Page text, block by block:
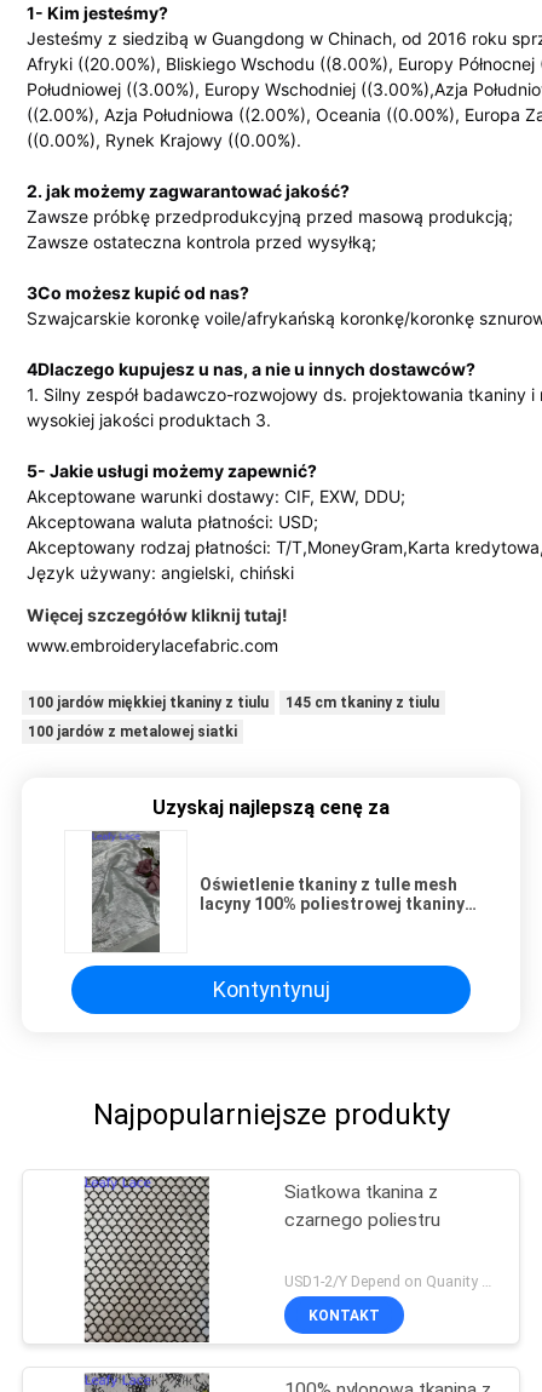
1- Kim jesteśmy?
Jesteśmy z siedzibą w Guangdong w Chinach, od 2016 roku
Afryki ((20.00%), Bliskiego Wschodu ((8.00%), Europy
Południowej ((3.00%), Europy Wschodniej ((3.00%),Azja
((2.00%), Azja Południowa ((2.00%), Oceania ((0.00%), Europa
((0.00%), Rynek Krajowy ((0.00%).
2. jak możemy zagwarantować jakość?
Zawsze próbkę przedprodukcyjną przed masową produkcją;
Zawsze ostateczna kontrola przed wysyłką;
3Co możesz kupić od nas?
Szwajcarskie koronkę voile/afrykańską koronkę/koronkę
4Dlaczego kupujesz u nas, a nie u innych dostawców?
1. Silny zespół badawczo-rozwojowy ds. projektowania tkaniny
wysokiej jakości produktach 3.
5- Jakie usługi możemy zapewnić?
Akceptowane warunki dostawy: CIF, EXW, DDU;
Akceptowana waluta płatności: USD;
Akceptowany rodzaj płatności: T/T,MoneyGram,Karta
Język używany: angielski, chiński
Więcej szczegółów kliknij tutaj!
www.embroiderylacefabric.com
100 jardów miękkiej tkaniny z tiulu
145 cm tkaniny z tiulu
100 jardów z metalowej siatki
Uzyskaj najlepszą cenę za
Oświetlenie tkaniny z tulle mesh
lacyny 100% poliestrowej tkaniny z
Kontyntynuj
Najpopularniejsze produkty
Siatkowa tkanina z
czarnego poliestru
KONTAKT